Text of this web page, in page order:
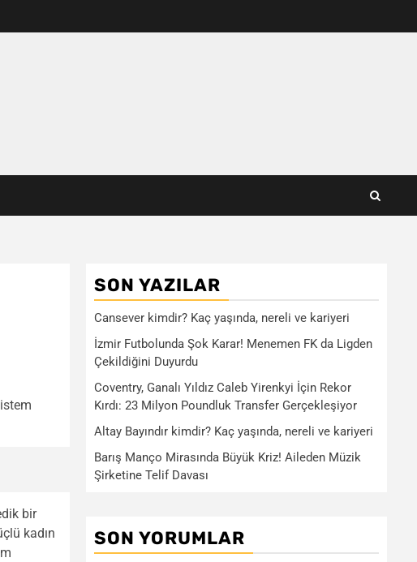
bir
kadın
SON YAZILAR
Cansever kimdir? Kaç yaşında, nereli ve kariyeri
İzmir Futbolunda Şok Karar! Menemen FK da Ligden
Çekildiğini Duyurdu
Coventry, Ganalı Yıldız Caleb Yirenkyi İçin Rekor
Kırdı: 23 Milyon Poundluk Transfer Gerçekleşiyor
Altay Bayındır kimdir? Kaç yaşında, nereli ve kariyeri
Barış Manço Mirasında Büyük Kriz! Aileden Müzik
Şirketine Telif Davası
SON YORUMLAR